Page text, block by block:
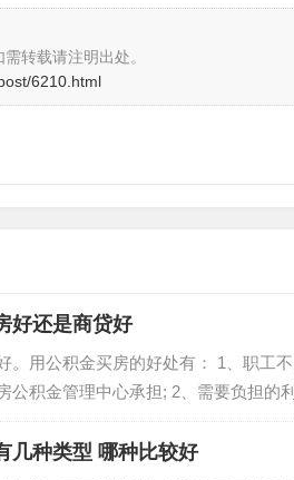
转载请注明出处。
6210.html
好还是商贷好
。用公积金买房的好处有： 1、职工
公积金管理中心承担; 2、需要负担的
商贷买房的区别 1、可购买房屋的类
几种类型 哪种比较好